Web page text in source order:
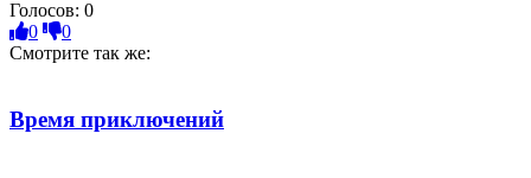
Голосов: 0
0
0
Смотрите так же:
Время приключений